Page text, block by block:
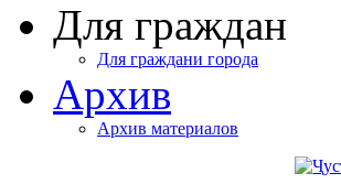
Для граждан
Для граждани города
Архив
Архив материалов